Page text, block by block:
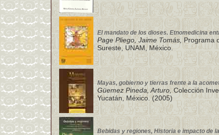
El mandato de los dioses. Etnomedicina
Page Pliego, Jaime Tomás, Programa
Sureste, UNAM, México.
Mayas, gobierno y tierras frente a la
Güemez Pineda, Arturo,Colección
Yucatán, México. (2005)
Bebidas y regiones, Historia e impacto de